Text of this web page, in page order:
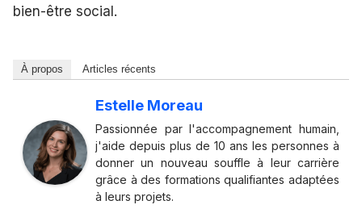
bien-être social.
À propos Articles récents
Estelle Moreau
Passionnée par l'accompagnement humain,
j'aide depuis plus de 10 ans les personnes à
donner un nouveau souffle à leur carrière
grâce à des formations qualifiantes adaptées
à leurs projets.